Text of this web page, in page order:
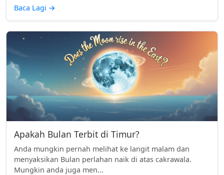
Baca Lagi →
Apakah Bulan Terbit di Timur?
Anda mungkin pernah melihat ke langit malam dan
menyaksikan Bulan perlahan naik di atas cakrawala.
Mungkin anda juga men...